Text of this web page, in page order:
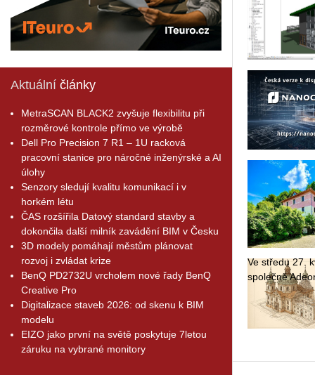
Aktuální články
MetraSCAN BLACK2 zvyšuje flexibilitu při
rozměrové kontrole přímo ve výrobě
Dell Pro Precision 7 R1 – 1U racková
pracovní stanice pro náročné inženýrské a AI
úlohy
Senzory sledují kvalitu komunikací i v
horkém létu
ČAS rozšířila Datový standard stavby a
dokončila další milník zavádění BIM v Česku
3D modely pomáhají městům plánovat
rozvoj i zvládat krize
BenQ PD2732U vrcholem nové řady BenQ
Creative Pro
Digitalizace staveb 2026: od skenu k BIM
modelu
EIZO jako první na světě poskytuje 7letou
záruku na vybrané monitory
Ve stře­du 27.
spo­leč­ně